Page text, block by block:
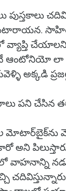
పుస్తకాలు
వ్యాప్తి
ఆంటోనియో
అక్కడి
పని చేసిన
మోటార్‌బైక్‌ను
వాహనాన్ని